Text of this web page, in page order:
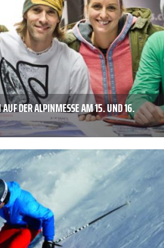
AUF DER ALPINMESSE AM 15. UND 16.